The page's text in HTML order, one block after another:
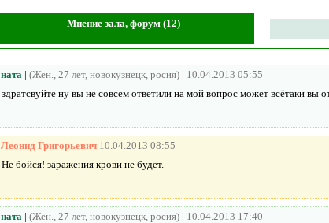
Мнение зала, форум (12)
ната | (Жен., 27 лет, новокузнецк, росия) | 10.04.2013 05:55
здратсвуйте ну вы не совсем ответили на мой вопрос может всётаки вы
Леонид Григорьевич 10.04.2013 08:55
Не бойся! заражения крови не будет.
ната | (Жен., 27 лет, новокузнецк, росия) | 10.04.2013 17:40